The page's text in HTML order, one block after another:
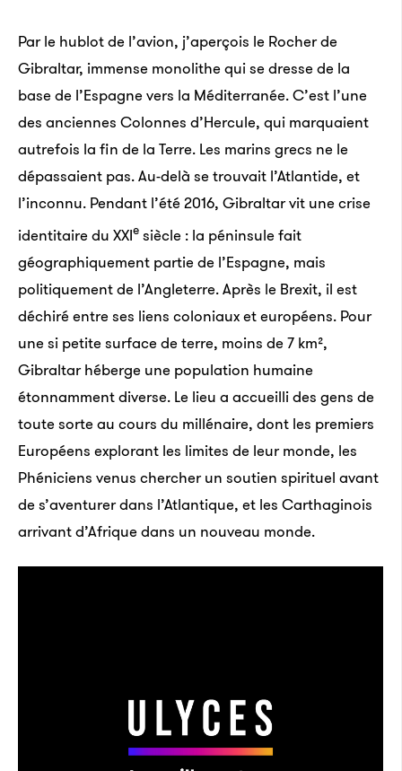
Par le hublot de l’avion, j’aperçois le Rocher de
Gibraltar, immense monolithe qui se dresse de la
base de l’Espagne vers la Méditerranée. C’est l’une
des anciennes Colonnes d’Hercule, qui marquaient
autrefois la fin de la Terre. Les marins grecs ne le
dépassaient pas. Au-delà se trouvait l’Atlantide, et
l’inconnu. Pendant l’été 2016, Gibraltar vit une crise
identitaire du XXIe siècle : la péninsule fait
géographiquement partie de l’Espagne, mais
politiquement de l’Angleterre. Après le Brexit, il est
déchiré entre ses liens coloniaux et européens. Pour
une si petite surface de terre, moins de 7 km²,
Gibraltar héberge une population humaine
étonnamment diverse. Le lieu a accueilli des gens de
toute sorte au cours du millénaire, dont les premiers
Européens explorant les limites de leur monde, les
Phéniciens venus chercher un soutien spirituel avant
de s’aventurer dans l’Atlantique, et les Carthaginois
arrivant d’Afrique dans un nouveau monde.
Plane­­tary Science Vision 2050